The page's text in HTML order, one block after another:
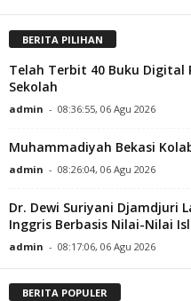
BERITA PILIHAN
Telah Terbit 40 Buku Digital
Sekolah
admin - 08:36:55, 06 Agu 2026
Muhammadiyah Bekasi
admin - 08:26:04, 06 Agu 2026
Dr. Dewi Suriyani Djamdjuri
Inggris Berbasis Nilai-Nilai
admin - 08:17:06, 06 Agu 2026
BERITA POPULER